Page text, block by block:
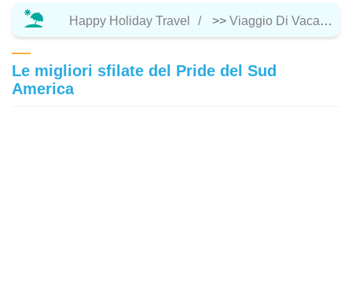
Happy Holiday Travel >> Viaggio Di Vacanza
Le migliori sfilate del Pride del Sud
America